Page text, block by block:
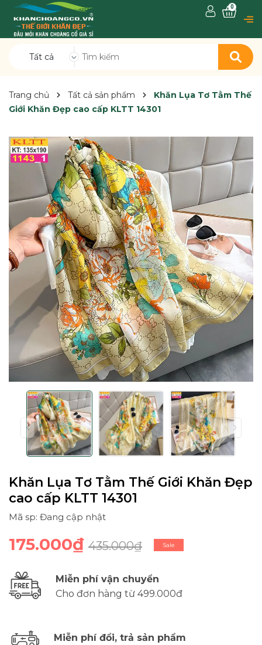
Tất cả
0
Trang chủ Tất cả sản phẩm
Khăn Lụa Tơ Tằm Thế
Giới Khăn Đẹp cao cấp KLTT 14301
Khăn Lụa Tơ Tằm Thế Giới Khăn Đẹp
cao cấp KLTT 14301
Mã sp: Đang cập nhật
175.000₫ 435.000₫ Sale
Miễn phí vận chuyển
Cho đơn hàng từ 499.000đ
Miễn phí đổi, trả sản phẩm